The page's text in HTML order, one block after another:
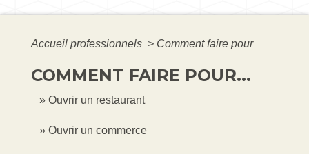
Accueil professionnels > Comment faire pour
COMMENT FAIRE POUR...
Ouvrir un restaurant
Ouvrir un commerce